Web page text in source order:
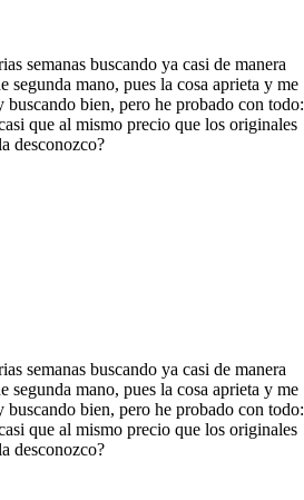
semanas buscando ya casi de manera
mano, pues la cosa aprieta y me
bien, pero he probado con todo:
que al mismo precio que los originales
desconozco?
semanas buscando ya casi de manera
mano, pues la cosa aprieta y me
bien, pero he probado con todo:
que al mismo precio que los originales
desconozco?